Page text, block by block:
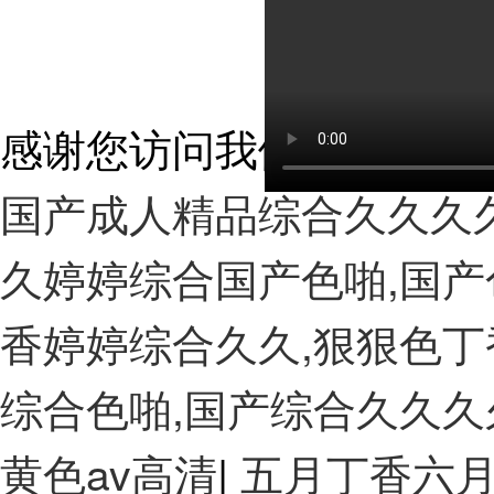
感谢您访问我们的网站
国产成人精品综合久久
久婷婷综合国产色啪,国
香婷婷综合久久,狠狠色
综合色啪,国产综合久久
黄色av高清| 五月丁香六